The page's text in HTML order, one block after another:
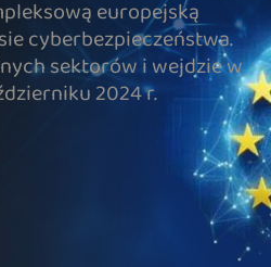
europejską
cyberbezpieczeństwa.
sektorów i wejdzie w
2024 r.